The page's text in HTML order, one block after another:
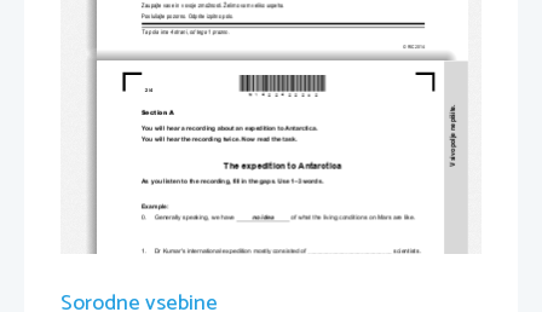
Ta pola ima 4 strani, od tega 1 prazno.
Zaupajte vase in v svoje zmožnosti. Želimo vam veliko uspeha.
Poslušajte pozorno. Odprite izpitno polo.
© RIC 2014
V sivo polje ne pišite.
2/4
Section A
You will hear a recording about an expedition to Antarctica.
You will hear the recording twice. Now read the task.
The expedition to Antarctica
As you listen to the recording, fill in the gaps. Use 1–3 words.
Example:
0.     Generally speaking, we have no idea
          of what the living conditions on Mars are like.
1.     Dr Kumar's international expedition mostly consisted of scientists.
3.     The findings of the expedition will be taken into account by
Sorodne vsebine